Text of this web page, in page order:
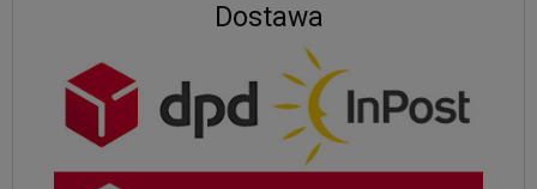
Dostawa